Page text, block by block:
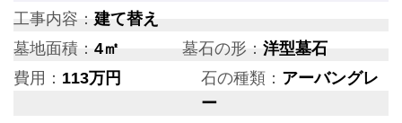
工事内容： 建て替え
墓地面積： 4㎡ 墓石の形：洋型墓石
費用： 113万円 石の種類： アーバングレ
ー